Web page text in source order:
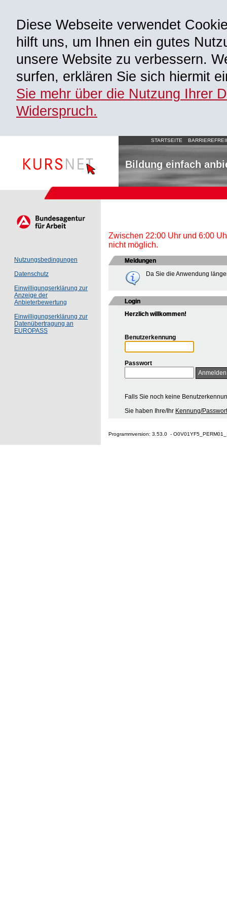
Diese Webseite verwendet
hilft uns, um Ihnen ein gutes
unsere Website zu verbessern.
surfen, erklären Sie sich hiermit
Sie mehr über die Nutzung Ihrer
Widerspruch.
STARTSEITE
Bildung einfach
Nutzungsbedingungen
Datenschutz
Einwilligungserklärung zur
Anzeige der
Anbieterbewertung
Einwilligungserklärung zur
Datenübertragung an
EUROPASS
Zwischen 22:00 Uhr und 6:00
nicht möglich.
Meldungen
Da Sie die Anwendung
Login
Herzlich willkommen!
Benutzerkennung
Passwort
Falls Sie noch keine
Sie haben Ihre/Ihr Kennung/
Programmversion: 3.53.0 -